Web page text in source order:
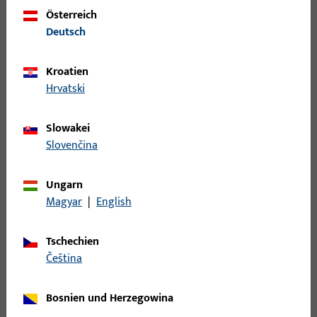
LINKS/RECHTS, ECKIG, NICKELSILBER LACKIERT
LAPPENSCHLIESSBLECH, DIN LS, AUS NICHTROST.STAHL,ECKIG,
Österreich
Deutsch
Kroatien
Hrvatski
Slowakei
Slovenčina
Ungarn
Magyar | English
Tschechien
čeština
Bosnien und Herzegowina